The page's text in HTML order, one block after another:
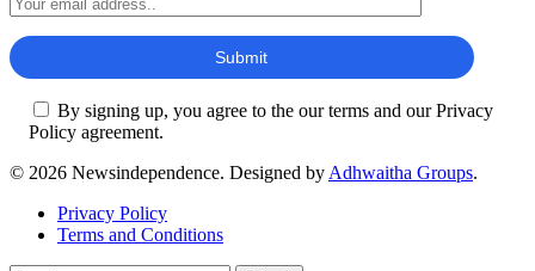
By signing up, you agree to the our terms and our Privacy
Policy agreement.
© 2026 Newsindependence. Designed by Adhwaitha Groups.
Privacy Policy
Terms and Conditions